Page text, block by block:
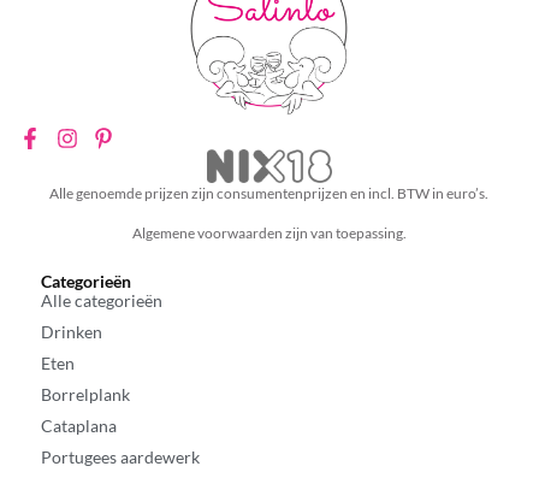
Alle genoemde prijzen zijn consumentenprijzen en incl. BTW in euro’s.
Algemene voorwaarden zijn van toepassing.
Categorieën
Alle categorieën
Drinken
Eten
Borrelplank
Cataplana
Portugees aardewerk